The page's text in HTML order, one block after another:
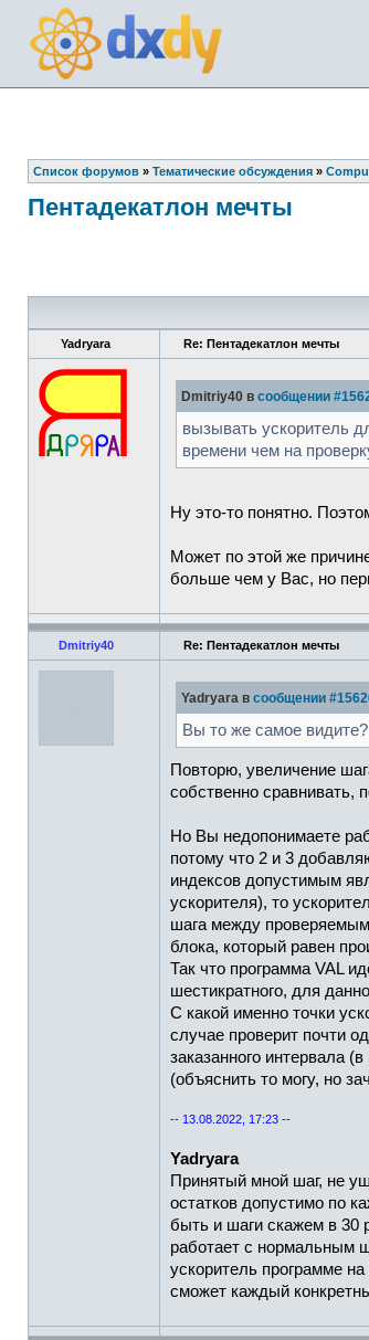
Список форумов » Тематические обсуждения »
Пентадекатлон мечты
Yadryara Re: Пентадекатлон мечты
Dmitriy40 в сообщении
вызывать ускоритель
времени чем на
Ну это-то понятно.
Может по этой же
больше чем у Вас, но
Dmitriy40 Re: Пентадекатлон мечты
Yadryara в сообщении
Вы то же самое видите?
Повторю, увеличение
собственно сравнивать,
Но Вы недопонимаете
потому что 2 и 3
индексов допустимым
ускорителя), то
шага между
блока, который равен
Так что программа VAL
шестикратного, для
С какой именно точки
случае проверит почти
заказанного интервала
(объяснить то могу, но
-- 13.08.2022, 17:23 --
Yadryara
Принятый мной шаг, не
остатков допустимо по
быть и шаги скажем в 30
работает с нормальным
ускоритель программе
сможет каждый